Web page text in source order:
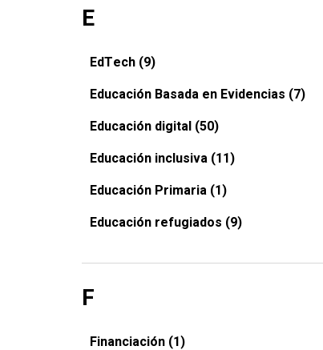
E
EdTech (9)
Educación Basada en Evidencias (7)
Educación digital (50)
Educación inclusiva (11)
Educación Primaria (1)
Educación refugiados (9)
F
Financiación (1)